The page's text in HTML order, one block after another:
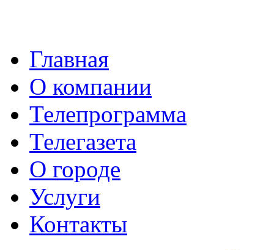
Главная
О компании
Телепрограмма
Телегазета
О городе
Услуги
Контакты